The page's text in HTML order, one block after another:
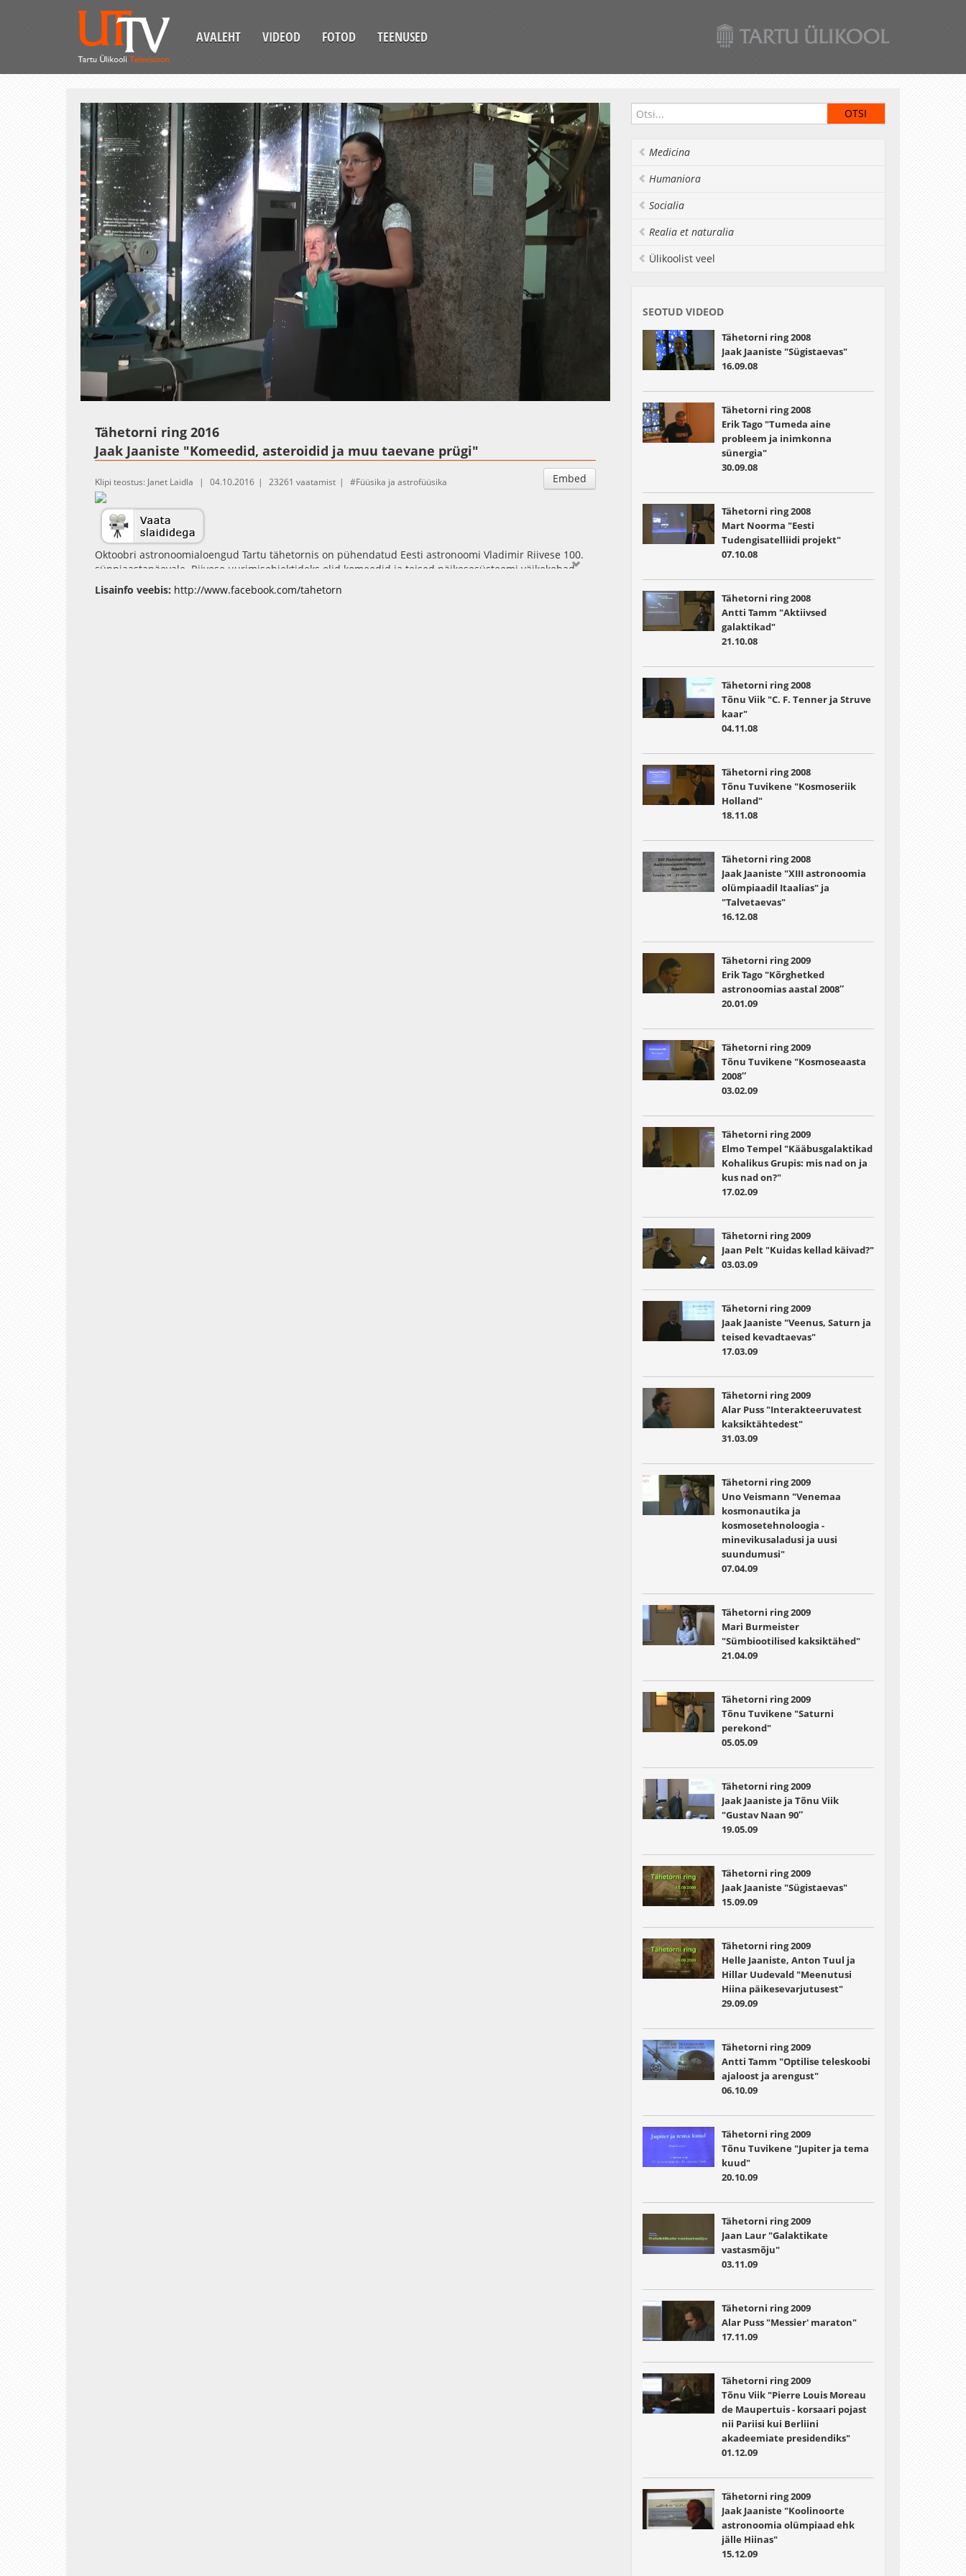
AVALEHT VIDEOD FOTOD TEENUSED
Unmute Loaded
Tähetorni ring 2016
Jaak Jaaniste "Komeedid, asteroidid ja muu taevane prügi"
Embed
Klipi teostus: Janet Laidla 04.10.2016 23261 vaatamist Füüsika ja astrofüüsika
Oktoobri astronoomialoengud Tartu tähetornis on pühendatud Eesti astronoomi Vladimir Riivese 100.
sünniaastapäevale. Riivese uurimisobjektideks olid komeedid ja teised päikesesüsteemi väikekehad.
Oktoobrikuu esimeses loengus kõnelebki astronoom Jaak Jaaniste Päikesesüsteemi väikekehadest,
nende uurimise ajaloost ning nende osast astronoomilise maailmapildi kujundamisel.
Lisainfo veebis: http://www.facebook.com/tahetorn
Medicina
Humaniora
Socialia
Realia et naturalia
Ülikoolist veel
SEOTUD VIDEOD
Tähetorni ring 2008
Jaak Jaaniste "Sügistaevas"
16.09.08
Tähetorni ring 2008
Erik Tago "Tumeda aine
probleem ja inimkonna
sünergia"
30.09.08
Tähetorni ring 2008
Mart Noorma "Eesti
Tudengisatelliidi projekt"
07.10.08
Tähetorni ring 2008
Antti Tamm "Aktiivsed
galaktikad"
21.10.08
Tähetorni ring 2008
Tõnu Viik "C. F. Tenner ja Struve
kaar"
04.11.08
Tähetorni ring 2008
Tõnu Tuvikene "Kosmoseriik
Holland"
18.11.08
Tähetorni ring 2008
Jaak Jaaniste "XIII astronoomia
olümpiaadil Itaalias" ja
"Talvetaevas"
16.12.08
Tähetorni ring 2009
Erik Tago "Kõrghetked
astronoomias aastal 2008″
20.01.09
Tähetorni ring 2009
Tõnu Tuvikene "Kosmoseaasta
2008″
03.02.09
Tähetorni ring 2009
Elmo Tempel "Kääbusgalaktikad
Kohalikus Grupis: mis nad on ja
kus nad on?"
17.02.09
Tähetorni ring 2009
Jaan Pelt "Kuidas kellad käivad?"
03.03.09
Tähetorni ring 2009
Jaak Jaaniste "Veenus, Saturn ja
teised kevadtaevas"
17.03.09
Tähetorni ring 2009
Alar Puss "Interakteeruvatest
kaksiktähtedest"
31.03.09
Tähetorni ring 2009
Uno Veismann "Venemaa
kosmonautika ja
kosmosetehnoloogia -
minevikusaladusi ja uusi
suundumusi"
07.04.09
Tähetorni ring 2009
Mari Burmeister
"Sümbiootilised kaksiktähed"
21.04.09
Tähetorni ring 2009
Tõnu Tuvikene "Saturni
perekond"
05.05.09
Tähetorni ring 2009
Jaak Jaaniste ja Tõnu Viik
"Gustav Naan 90″
19.05.09
Tähetorni ring 2009
Jaak Jaaniste "Sügistaevas"
15.09.09
Tähetorni ring 2009
Helle Jaaniste, Anton Tuul ja
Hillar Uudevald "Meenutusi
Hiina päikesevarjutusest"
29.09.09
Tähetorni ring 2009
Antti Tamm "Optilise teleskoobi
ajaloost ja arengust"
06.10.09
Tähetorni ring 2009
Tõnu Tuvikene "Jupiter ja tema
kuud"
20.10.09
Tähetorni ring 2009
Jaan Laur "Galaktikate
vastasmõju"
03.11.09
Tähetorni ring 2009
Alar Puss "Messier' maraton"
17.11.09
Tähetorni ring 2009
Tõnu Viik "Pierre Louis Moreau
de Maupertuis - korsaari pojast
nii Pariisi kui Berliini
akadeemiate presidendiks"
01.12.09
Tähetorni ring 2009
Jaak Jaaniste "Koolinoorte
astronoomia olümpiaad ehk
jälle Hiinas"
15.12.09